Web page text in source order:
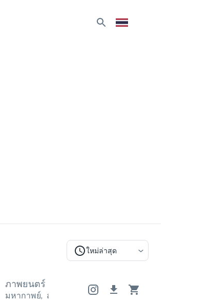
ใหม่ล่าสุด
ภาพยนตร์ ภาพยนตร์ ภาพยนตร์
มหากาพย์, สร้างแรงบันดาลใจ มหากาพย์